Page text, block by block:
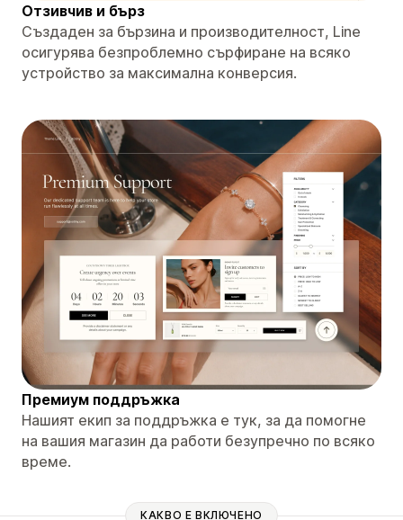
Отзивчив и бърз
Създаден за бързина и производителност, Line
осигурява безпроблемно сърфиране на всяко
устройство за максимална конверсия.
Премиум поддръжка
Нашият екип за поддръжка е тук, за да помогне
на вашия магазин да работи безупречно по всяко
време.
КАКВО Е ВКЛЮЧЕНО